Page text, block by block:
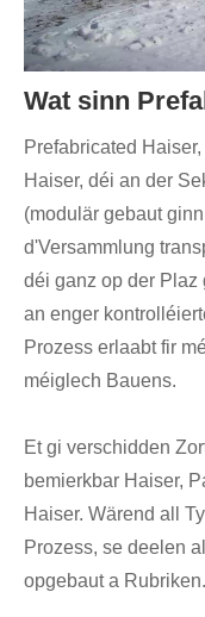
Wat sinn
Prefabricated
Haiser, déi an der
(modulär gebaut
d'Versammlung
déi ganz op der Plaz
an enger
Prozess erlaabt fir
méiglech Bauens.
Et gi verschidden
bemierkbar Haiser,
Haiser. Wärend all
Prozess, se deelen
opgebaut a Rubriken.